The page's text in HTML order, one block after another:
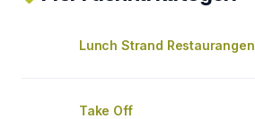
Lunch Strand Restaurangen
Take Off